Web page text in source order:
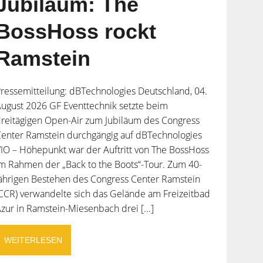
rockt
dBTechnologies Deutschland, 04.
2026 GF Eventtechnik setzte beim
Open-Air zum Jubiläum des Congress
Ramstein durchgängig auf dBTechnologies
– Höhepunkt war der Auftritt von The BossHoss
Rahmen der „Back to the Boots“-Tour. Zum 40-
Bestehen des Congress Center Ramstein
verwandelte sich das Gelände am Freizeitbad
in Ramstein-Miesenbach drei [...]
WEITERLESEN